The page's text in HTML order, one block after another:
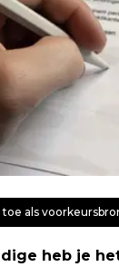
als
heb je